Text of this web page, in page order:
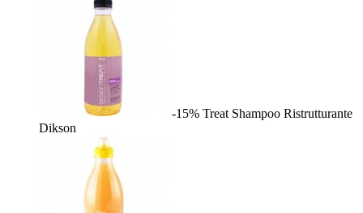
-15% Treat Shampoo Ristrutturante
Dikson